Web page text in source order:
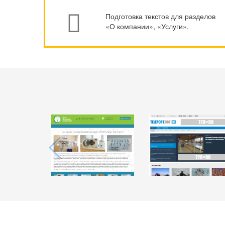
Подготовка текстов для разделов
«О компании», «Услуги».